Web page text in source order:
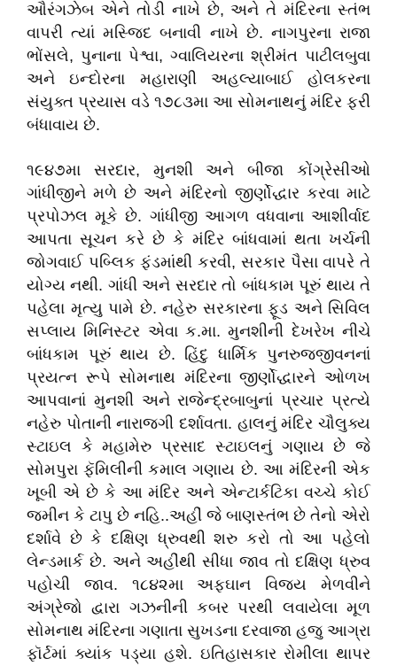
ઔરંગઝેબ એને તોડી નાખે છે, અને તે મંદિરના સ્તંભ
વાપરી ત્યાં મસ્જિદ બનાવી નાખે છે. નાગપુરના રાજા
ભોંસલે, પુનાના પેશ્વા, ગ્વાલિયરના શ્રીમંત પાટીલબુવા
અને ઇન્દોરના મહારાણી અહલ્યાબાઈ હોલકરના
સંયુક્ત પ્રયાસ વડે ૧૭૮૩મા આ સોમનાથનું મંદિર ફરી
બંધાવાય છે.
૧૯૪૭મા સરદાર, મુનશી અને બીજા કોંગ્રેસીઓ
ગાંધીજીને મળે છે અને મંદિરનો જીર્ણોદ્ધાર કરવા માટે
પ્રપોઝલ મૂકે છે. ગાંધીજી આગળ વધવાના આશીર્વાદ
આપતા સૂચન કરે છે કે મંદિર બાંધવામાં થતા ખર્ચની
જોગવાઈ પબ્લિક ફંડમાંથી કરવી, સરકાર પૈસા વાપરે તે
યોગ્ય નથી. ગાંધી અને સરદાર તો બાંધકામ પૂરું થાય તે
પહેલા મૃત્યુ પામે છે. નહેરુ સરકારના ફૂડ અને સિવિલ
સપ્લાય મિનિસ્ટર એવા ક.મા. મુનશીની દેખરેખ નીચે
બાંધકામ પૂરું થાય છે. હિંદુ ધાર્મિક પુનરુજ્જીવનનાં
પ્રયત્ન રૂપે સોમનાથ મંદિરના જીર્ણોદ્ધારને ઓળખ
આપવાનાં મુનશી અને રાજેન્દ્રબાબુનાં પ્રચાર પ્રત્યે
નહેરુ પોતાની નારાજગી દર્શાવતા. હાલનું મંદિર ચૌલુક્ય
સ્ટાઇલ કે મહામેરુ પ્રસાદ સ્ટાઇલનું ગણાય છે જે
સોમપુરા ફૅમિલીની કમાલ ગણાય છે. આ મંદિરની એક
ખૂબી એ છે કે આ મંદિર અને એન્ટાર્કટિકા વચ્ચે કોઈ
જમીન કે ટાપુ છે નહિ..અહીં જે બાણસ્તંભ છે તેનો એરો
દર્શાવે છે કે દક્ષિણ ધ્રુવથી શરુ કરો તો આ પહેલો
લેન્ડમાર્ક છે. અને અહીંથી સીધા જાવ તો દક્ષિણ ધ્રુવ
પહોચી જાવ. ૧૮૪૨મા અફઘાન વિજય મેળવીને
અંગ્રેજો દ્વારા ગઝનીની કબર પરથી લવાયેલા મૂળ
સોમનાથ મંદિરના ગણાતા સુખડના દરવાજા હજુ આગ્રા
ફૉર્ટમાં ક્યાંક પડ્યા હશે. ઇતિહાસકાર રોમીલા થાપર